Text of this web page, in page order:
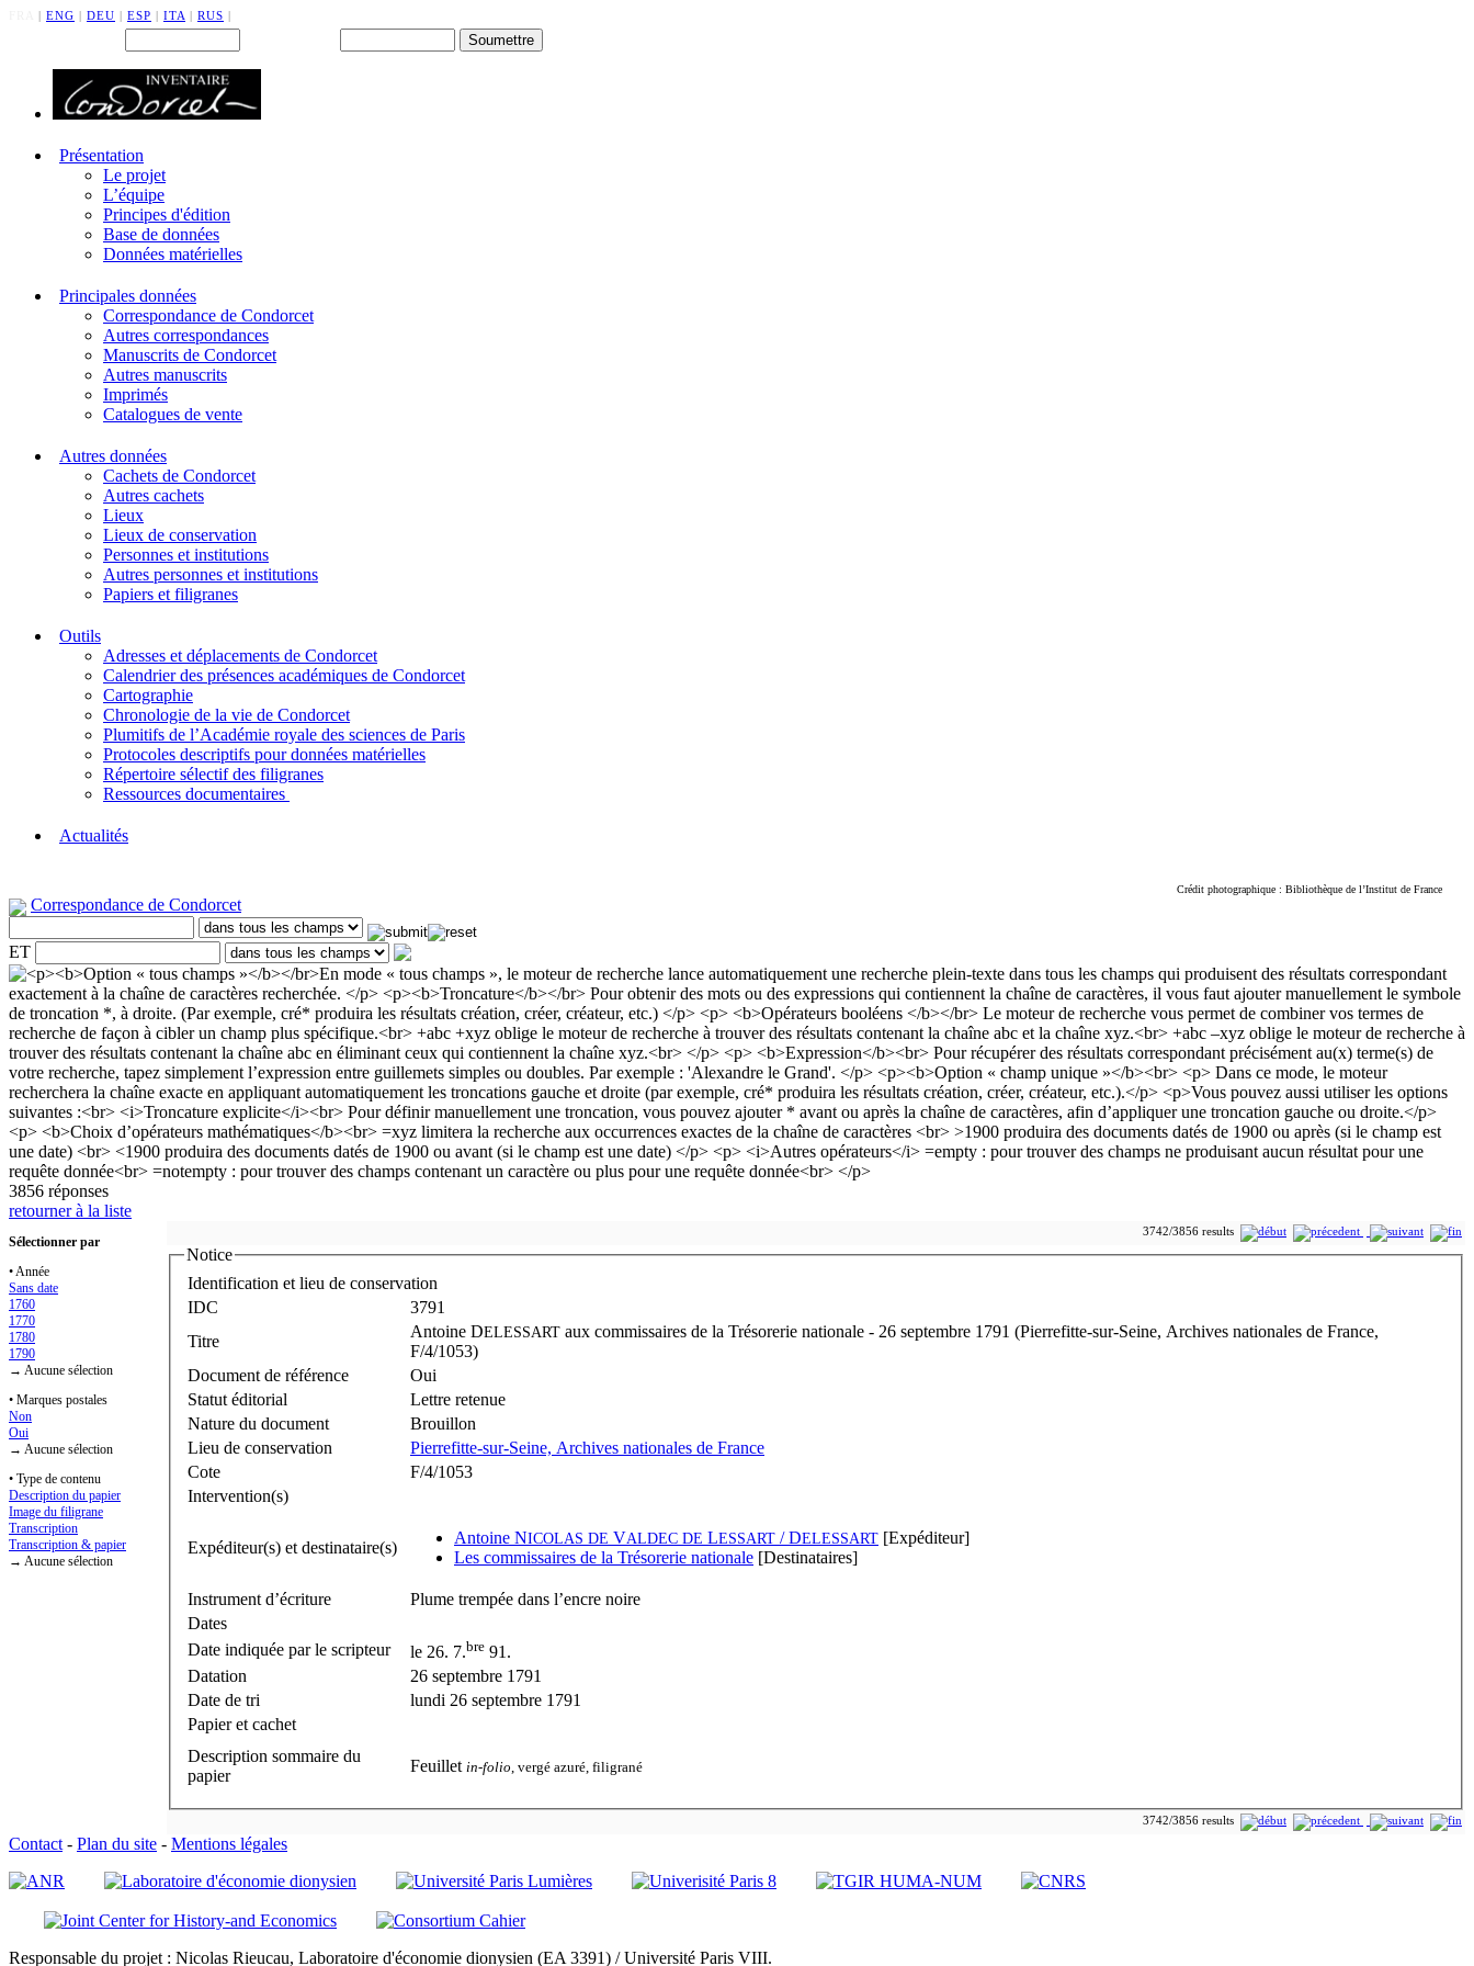
| ENG | DEU | ESP | ITA | RUS |
Présentation
Le projet
L’équipe
Principes d'édition
Base de données
Données matérielles
Principales données
Correspondance de Condorcet
Autres correspondances
Manuscrits de Condorcet
Autres manuscrits
Imprimés
Catalogues de vente
Autres données
Cachets de Condorcet
Autres cachets
Lieux
Lieux de conservation
Personnes et institutions
Autres personnes et institutions
Papiers et filigranes
Outils
Adresses et déplacements de Condorcet
Calendrier des présences académiques de Condorcet
Cartographie
Chronologie de la vie de Condorcet
Plumitifs de l’Académie royale des sciences de Paris
Protocoles descriptifs pour données matérielles
Répertoire sélectif des filigranes
Ressources documentaires
Actualités
Crédit photographique : Bibliothèque de l’Institut de France
Correspondance de Condorcet
ET
3856 réponses
retourner à la liste
Sélectionner par
• Année
Sans date
1760
1770
1780
1790
→ Aucune sélection
• Marques postales
Non
Oui
→ Aucune sélection
• Type de contenu
Description du papier
Image du filigrane
Transcription
Transcription & papier
→ Aucune sélection
3742/3856 results
Notice
Identification et lieu de conservation
IDC
3791
Titre
Antoine DELESSART aux commissaires de la Trésorerie nationale - 26 septembre 1791 (Pierrefitte-sur-Seine, Archives nationales de France,
F/4/1053)
Document de référence
Oui
Statut éditorial
Lettre retenue
Nature du document
Brouillon
Lieu de conservation
Pierrefitte-sur-Seine, Archives nationales de France
Cote
F/4/1053
Intervention(s)
Expéditeur(s) et destinataire(s)
Antoine NICOLAS DE VALDEC DE LESSART / DELESSART [Expéditeur]
Les commissaires de la Trésorerie nationale [Destinataires]
Instrument d’écriture
Plume trempée dans l’encre noire
Dates
Date indiquée par le scripteur
le 26. 7.bre 91.
Datation
26 septembre 1791
Date de tri
lundi 26 septembre 1791
Papier et cachet
Description sommaire du
papier
Feuillet in-folio, vergé azuré, filigrané
3742/3856 results
Contact - Plan du site - Mentions légales
Responsable du projet : Nicolas Rieucau, Laboratoire d'économie dionysien (EA 3391) / Université Paris VIII.